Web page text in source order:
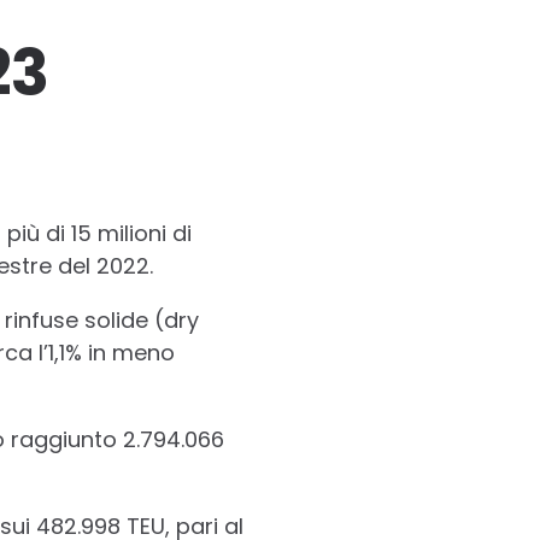
di 15 milioni di
del 2022.
solide (dry
l’1,1% in meno
2.794.066
482.998 TEU, pari al